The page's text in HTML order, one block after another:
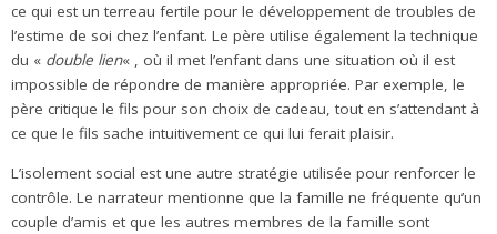
ce qui est un terreau fertile pour le développement de troubles de
l’estime de soi chez l’enfant. Le père utilise également la technique
du « double lien« , où il met l’enfant dans une situation où il est
impossible de répondre de manière appropriée. Par exemple, le
père critique le fils pour son choix de cadeau, tout en s’attendant à
ce que le fils sache intuitivement ce qui lui ferait plaisir.
L’isolement social est une autre stratégie utilisée pour renforcer le
contrôle. Le narrateur mentionne que la famille ne fréquente qu’un
couple d’amis et que les autres membres de la famille sont